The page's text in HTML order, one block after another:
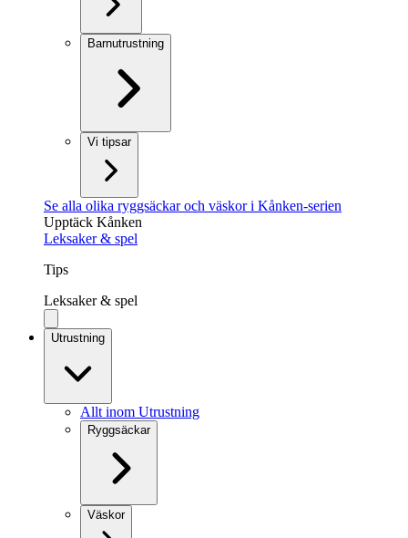
Barnutrustning
Vi tipsar
Se alla olika ryggsäckar och väskor i Kånken-serien
Upptäck Kånken
Leksaker & spel
Tips
Leksaker & spel
Utrustning
Allt inom Utrustning
Ryggsäckar
Väskor